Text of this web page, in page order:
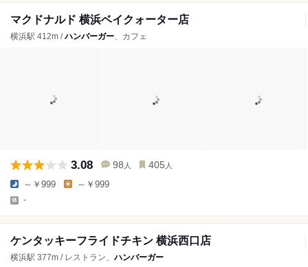
マクドナルド 横浜ベイクォーター店
横浜駅 412m /ハンバーガー、カフェ
3.08 98 人 405 人
～￥999 ～￥999
-
ケンタッキーフライドチキン 横浜西口店
横浜駅 377m / レストラン、ハンバーガー